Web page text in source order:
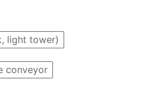
light tower)
conveyor